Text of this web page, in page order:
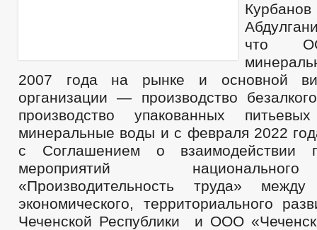
что
2007 года на рынке и основной
организации — производство
производство упакованных
минеральные воды и с февраля 2022
с Соглашением о взаимодействии
мероприятий
«Производительность труда» между
экономического, территориального
Чеченской Республики и ООО